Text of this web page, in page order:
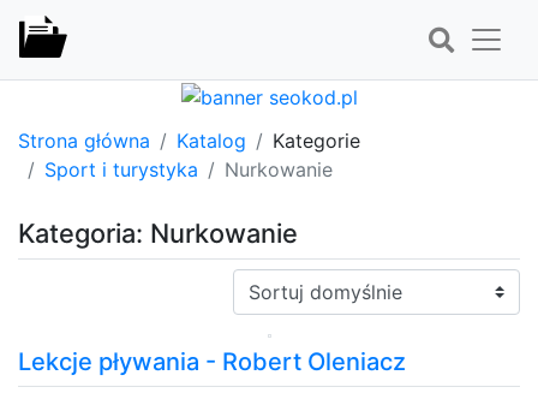
Strona główna Katalog
Kategorie
Sport i turystyka
Nurkowanie
Kategoria: Nurkowanie
Sortuj:
Lekcje pływania - Robert Oleniacz